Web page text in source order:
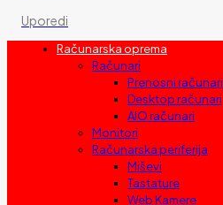
Uporedi
Računarska oprema
Računari
Prenosni računari
Desktop računari
AIO računari
Monitori
Računarska periferija
Miševi
Tastature
Web Kamere